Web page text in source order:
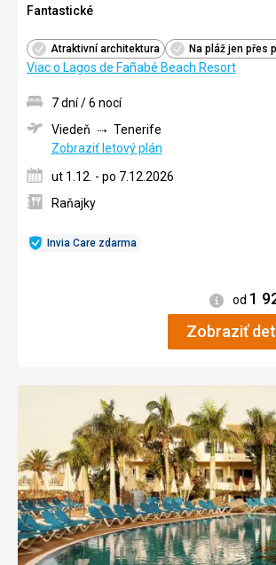
Fantastické
Atraktivní architektura Na pláž jen přes
Viac o Lagos de Fañabé Beach Resort
Invia Care zdarma
7 dní / 6 nocí
Viedeň
Tenerife
Zobraziť letový plán
ut 1.12. - po 7.12.2026
Raňajky
od 1
Zobraziť